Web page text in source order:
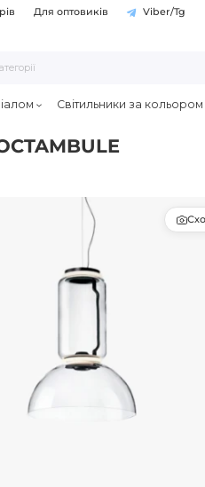
Для оптовиків Viber/Tg
Світильники за кольором